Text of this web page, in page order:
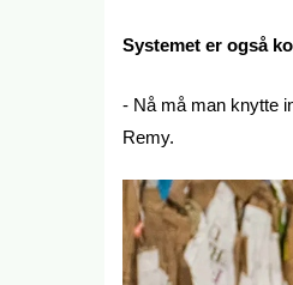
Systemet er også
- Nå må man knytte
Remy.